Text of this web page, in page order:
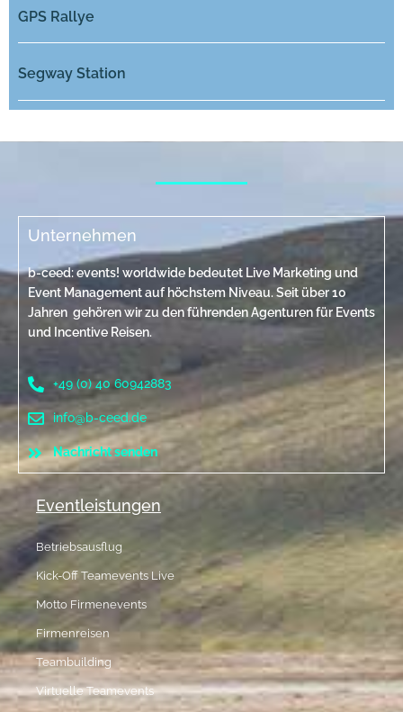
GPS Rallye
Segway Station
Unternehmen
b-ceed: events! worldwide bedeutet Live Marketing und
Event Management auf höchstem Niveau. Seit über 10
Jahren gehören wir zu den führenden Agenturen für Events
und Incentive Reisen.
+49 (0) 40 60942883
info@b-ceed.de
Nachricht senden
Eventleistungen
Betriebsausflug
Kick-Off Teamevents Live
Motto Firmenevents
Firmenreisen
Teambuilding
Virtuelle Teamevents